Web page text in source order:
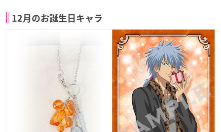
12月のお誕生日キャラ